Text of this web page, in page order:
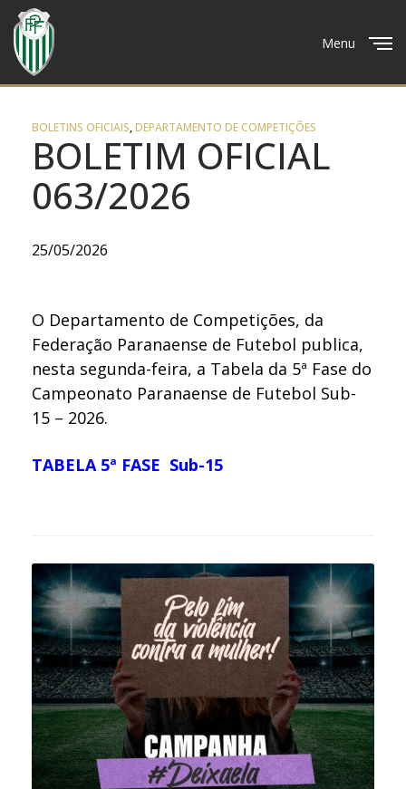
Menu
BOLETINS OFICIAIS,DEPARTAMENTO DE COMPETIÇÕES
BOLETIM OFICIAL
063/2026
25/05/2026
O Departamento de Competições, da
Federação Paranaense de Futebol publica,
nesta segunda-feira, a Tabela da 5ª Fase do
Campeonato Paranaense de Futebol Sub-
15 – 2026.
TABELA 5ª FASE Sub-15